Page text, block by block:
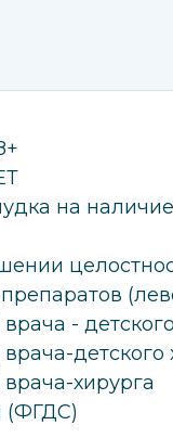
на
-
детского
хирурга
(ФГДС)